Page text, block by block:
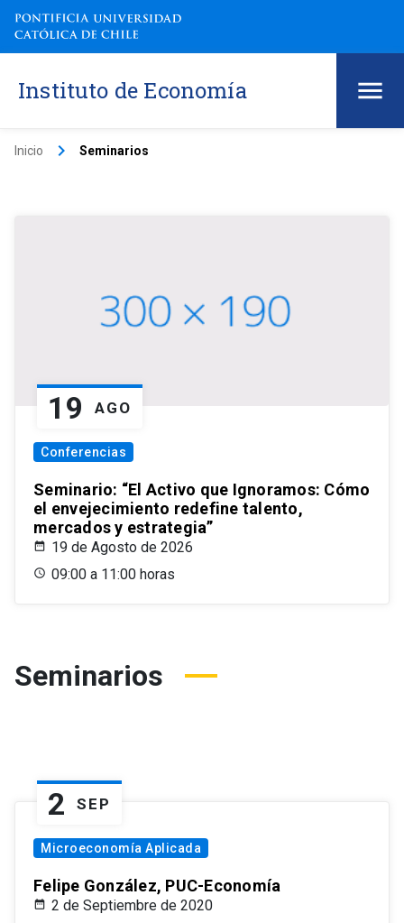
Instituto de Economía
Inicio keyboard_arrow_right Seminarios
19 AGO
Conferencias
Seminario: “El Activo que Ignoramos: Cómo
el envejecimiento redefine talento,
mercados y estrategia”
19 de Agosto de 2026
09:00 a 11:00 horas
Seminarios
2 SEP
Microeconomía Aplicada
Felipe González, PUC-Economía
2 de Septiembre de 2020